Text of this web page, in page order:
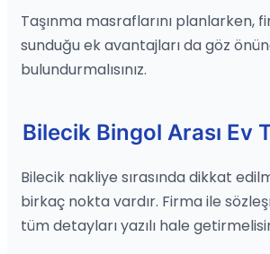
Taşınma masraflarını planlarken,
sunduğu ek avantajları da göz
bulundurmalısınız.
Bilecik Bingol Arası Ev
Bilecik nakliye sırasında dikkat
birkaç nokta vardır. Firma ile
tüm detayları yazılı hale